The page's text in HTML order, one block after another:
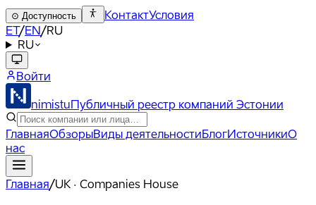
⊙ Доступность КонтактУсловия
ET/EN/RU
RU
Войти
nimistuПубличный реестр компаний Эстонии
ГлавнаяОбзорыВиды деятельностиБлогИсточникиО
нас
Главная/UK · Companies House